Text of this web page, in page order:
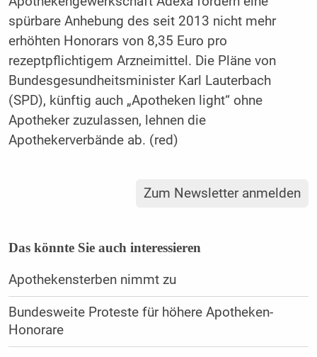
spürbare Anhebung des seit 2013 nicht mehr
erhöhten Honorars von 8,35 Euro pro
rezeptpflichtigem Arzneimittel. Die Pläne von
Bundesgesundheitsminister Karl Lauterbach
(SPD), künftig auch „Apotheken light“ ohne
Apotheker zuzulassen, lehnen die
Apothekerverbände ab. (red)
Zum Newsletter anmelden
Das könnte Sie auch interessieren
Apothekensterben nimmt zu
Bundesweite Proteste für höhere Apotheken-
Honorare